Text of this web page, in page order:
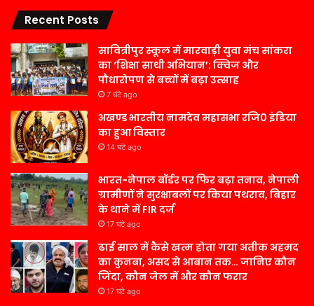
Recent Posts
सावित्रीपुर स्कूल में मारवाड़ी युवा मंच सांकरा
का ‘शिक्षा साथी अभियान’: क्विज और
पौधारोपण से बच्चों में बढ़ा उत्साह
7 घंटे ago
अखण्ड भारतीय नामदेव महासभा रजि0 इंडिया
का हुआ विस्तार
14 घंटे ago
भारत-नेपाल बॉर्डर पर फिर बढ़ा तनाव, नेपाली
ग्रामीणों ने सुरक्षाबलों पर किया पथराव, बिहार
के थाने में FIR दर्ज
17 घंटे ago
ढाई साल में कैसे खत्म होता गया अतीक अहमद
का कुनबा, असद से आबान तक… जानिए कौन
जिंदा, कौन जेल में और कौन फरार
17 घंटे ago